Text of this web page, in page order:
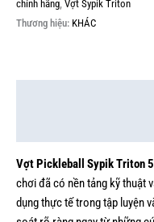
chính hãng Vợt Sypik Triton
Thương hiệu: KHÁC
Vợt Pickleball Sypik Triton
chơi đã có nền tảng kỹ thuật
dụng thực tế trong tập luyện